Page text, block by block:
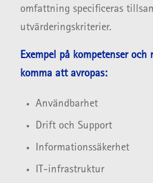
omfattning specificeras
utvärderingskriterier.
Exempel på kompetenser och
komma att avropas:
Användbarhet
Drift och Support
Informationssäkerhet
IT-infrastruktur